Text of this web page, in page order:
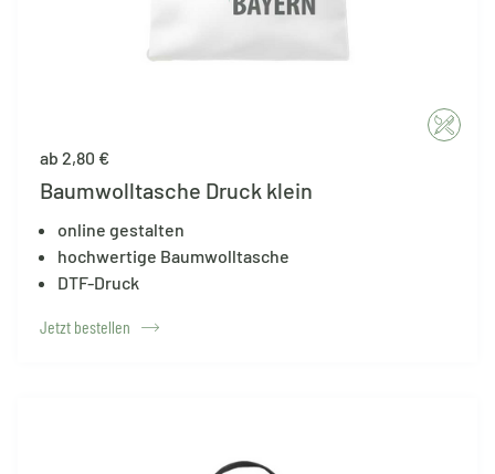
ab 2,80 €
Baumwolltasche Druck klein
online gestalten
hochwertige Baumwolltasche
DTF-Druck
Jetzt bestellen